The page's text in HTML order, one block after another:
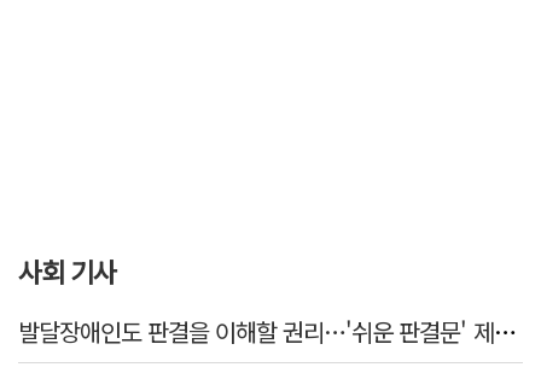
사회 기사
발달장애인도 판결을 이해할 권리…'쉬운 판결문' 제도화 과제